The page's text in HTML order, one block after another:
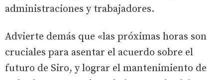
administraciones y trabajadores.
Advierte demás que «las próximas horas son
cruciales para asentar el acuerdo sobre el
futuro de Siro, y lograr el mantenimiento de